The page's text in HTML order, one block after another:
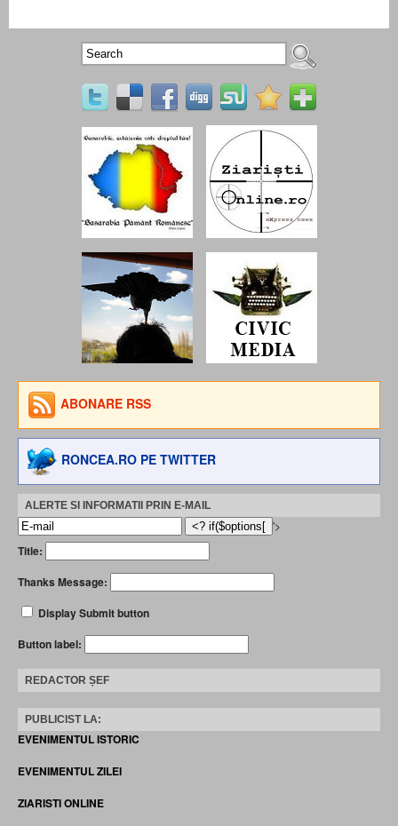
ABONARE RSS
RONCEA.RO PE TWITTER
ALERTE SI INFORMATII PRIN E-MAIL
'>
Title:
Thanks Message:
Display Submit button
Button label:
REDACTOR ȘEF
PUBLICIST LA:
EVENIMENTUL ISTORIC
EVENIMENTUL ZILEI
ZIARISTI ONLINE